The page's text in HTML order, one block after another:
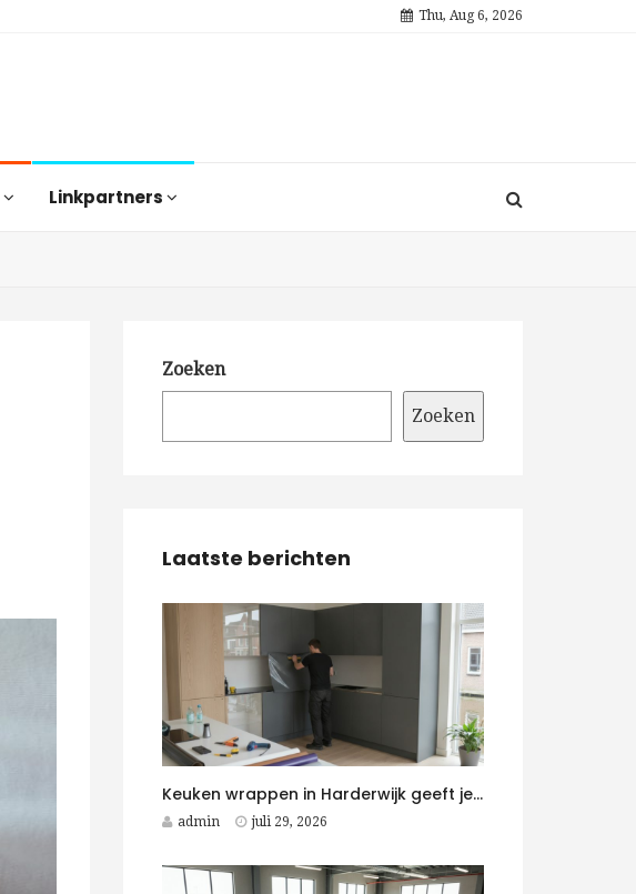
Thu, Aug 6, 2026
Linkpartners
Zoeken
Zoeken
Laatste berichten
Keuken wrappen in Harderwijk geeft je keuken snel een moderne upgrade
admin juli 29, 2026